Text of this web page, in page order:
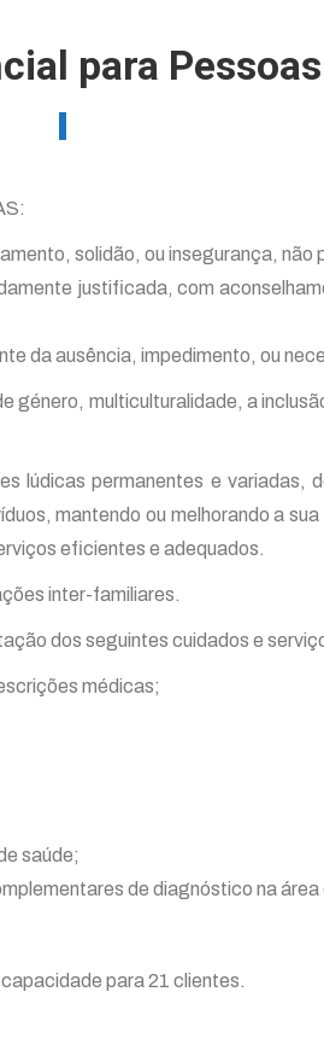
para
solidão, ou insegurança, não
justificada, com
da ausência, impedimento, ou
multiculturalidade, a
permanentes e variadas,
mantendo ou melhorando a
eficientes e adequados.
inter-familiares.
dos seguintes cuidados e
médicas;
saúde;
de diagnóstico na área
para 21 clientes.